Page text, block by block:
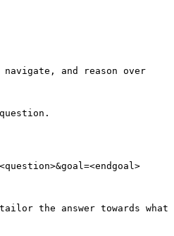
and reason over
the answer towards what